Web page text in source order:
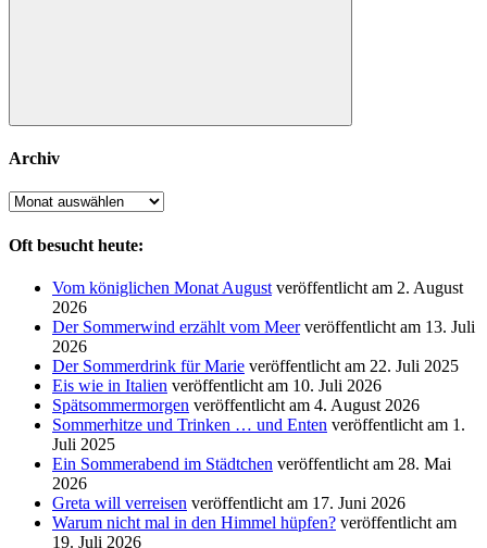
Suchen
Archiv
Archiv
Oft besucht heute:
Vom königlichen Monat August veröffentlicht am 2. August
2026
Der Sommerwind erzählt vom Meer veröffentlicht am 13. Juli
2026
Der Sommerdrink für Marie veröffentlicht am 22. Juli 2025
Eis wie in Italien veröffentlicht am 10. Juli 2026
Spätsommermorgen veröffentlicht am 4. August 2026
Sommerhitze und Trinken … und Enten veröffentlicht am 1.
Juli 2025
Ein Sommerabend im Städtchen veröffentlicht am 28. Mai
2026
Greta will verreisen veröffentlicht am 17. Juni 2026
Warum nicht mal in den Himmel hüpfen? veröffentlicht am
19. Juli 2026